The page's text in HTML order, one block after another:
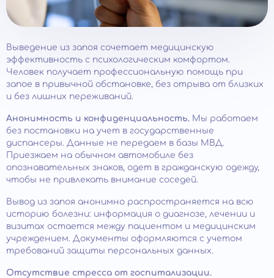
Выведение из запоя сочетает медицинскую
эффективность с психологическим комфортом.
Человек получает профессиональную помощь при
запое в привычной обстановке, без отрыва от близких
и без лишних переживаний.
Анонимность и конфиденциальность. Мы работаем
без постановки на учет в государственные
диспансеры. Данные не передаем в базы МВД.
Приезжаем на обычном автомобиле без
опознавательных знаков, одет в гражданскую одежду,
чтобы не привлекать внимание соседей.
Вывод из запоя анонимно распространяется на всю
историю болезни: информация о диагнозе, лечении и
визитах остается между пациентом и медицинским
учреждением. Документы оформляются с учетом
требований защиты персональных данных.
Отсутствие стресса от госпитализации.